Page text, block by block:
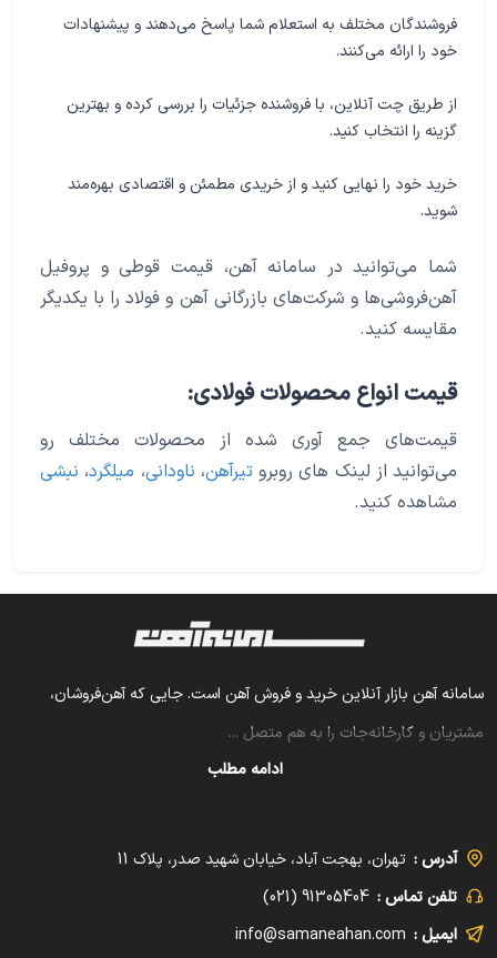
فروشندگان مختلف به استعلام شما پاسخ می‌دهند و پیشنهادات
خود را ارائه می‌کنند.
از طریق چت آنلاین، با فروشنده جزئیات را بررسی کرده و بهترین
گزینه را انتخاب کنید.
خرید خود را نهایی کنید و از خریدی مطمئن و اقتصادی بهره‌مند
شوید.
شما می‌توانید در سامانه آهن، قیمت قوطی و پروفیل
آهن‌فروشی‌ها و شرکت‌های بازرگانی آهن و فولاد را با یکدیگر
مقایسه کنید.
قیمت انواع محصولات فولادی:
قیمت‌های جمع آوری شده از محصولات مختلف رو
می‌توانید از لینک های روبروتیرآهن، ناودانی، میلگرد، نبشی
مشاهده کنید.
سامانه آهن بازار آنلاین خرید و فروش آهن است. جایی که آهن‌فروشان،
مشتریان و کارخانه‌جات را به هم متصل ...
ادامه مطلب
آدرس : تهران، بهجت آباد، خیابان شهید صدر، پلاک 11
تلفن تماس : 91305404 (021)
ایمیل : info@samaneahan.com